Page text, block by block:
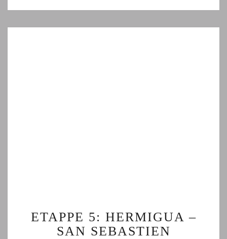
5:
HERMIGUA
ETAPPE 5: HERMIGUA –
SAN SEBASTIEN